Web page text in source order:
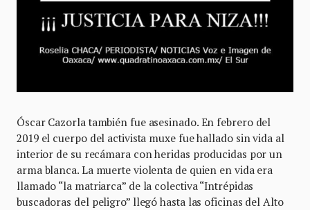
Óscar Cazorla también fue asesinado. En febrero del
2019 el cuerpo del activista muxe fue hallado sin vida al
interior de su recámara con heridas producidas por un
arma blanca. La muerte violenta de quien en vida era
llamado “la matriarca” de la colectiva “Intrépidas
buscadoras del peligro” llegó hasta las oficinas del Alto